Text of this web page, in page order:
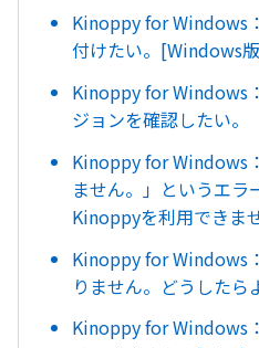
Kinoppy for Windows
付けたい。[Windows
Kinoppy for Windows
ジョンを確認したい。
Kinoppy for Windows
ません。」というエラ
Kinoppyを利用できま
Kinoppy for Windows
りません。どうした
Kinoppy for Windows